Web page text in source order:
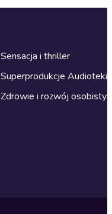
Sensacja i thriller
Superprodukcje Audioteki
Zdrowie i rozwój osobisty